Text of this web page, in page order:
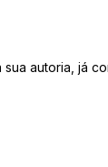
autoria, já